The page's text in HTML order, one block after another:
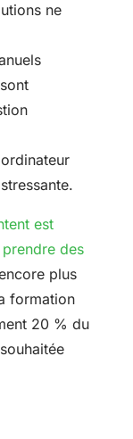
ne
est
des
plus
formation
20 % du